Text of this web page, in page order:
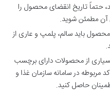
حتماً تاریخ انقضای محصول را
آن مطمئن شوید.
باید سالم، پلمپ و عاری از
از محصولات دارای برچسب
مربوطه در سامانه سازمان غذا و
حاصل کنید.